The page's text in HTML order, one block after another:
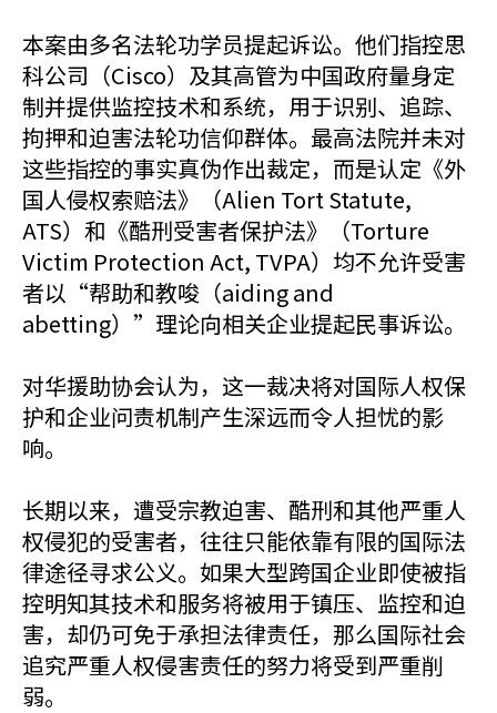
本案由多名法轮功学员提起诉讼。他们指控思
科公司（Cisco）及其高管为中国政府量身定
制并提供监控技术和系统，用于识别、追踪、
拘押和迫害法轮功信仰群体。最高法院并未对
这些指控的事实真伪作出裁定，而是认定《外
国人侵权索赔法》（Alien Tort Statute,
ATS）和《酷刑受害者保护法》（Torture
Victim Protection Act, TVPA）均不允许受害
者以“帮助和教唆（aiding and
abetting）”理论向相关企业提起民事诉讼。
对华援助协会认为，这一裁决将对国际人权保
护和企业问责机制产生深远而令人担忧的影
响。
长期以来，遭受宗教迫害、酷刑和其他严重人
权侵犯的受害者，往往只能依靠有限的国际法
律途径寻求公义。如果大型跨国企业即使被指
控明知其技术和服务将被用于镇压、监控和迫
害，却仍可免于承担法律责任，那么国际社会
追究严重人权侵害责任的努力将受到严重削
弱。